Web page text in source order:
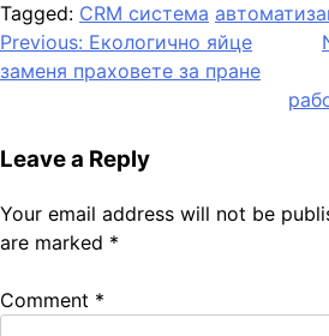
Tagged: CRM система
Post
navigation
Previous: Екологично яйце
заменя праховете за пране
Leave a Reply
Your email address will not be
are marked *
Comment *